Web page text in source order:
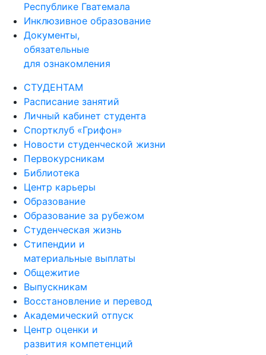
Республике Гватемала
Инклюзивное образование
Документы,
обязательные
для ознакомления
СТУДЕНТАМ
Расписание занятий
Личный кабинет студента
Спортклуб «Грифон»
Новости студенческой жизни
Первокурсникам
Библиотека
Центр карьеры
Образование
Образование за рубежом
Студенческая жизнь
Стипендии и
материальные выплаты
Общежитие
Выпускникам
Восстановление и перевод
Академический отпуск
Центр оценки и
развития компетенций